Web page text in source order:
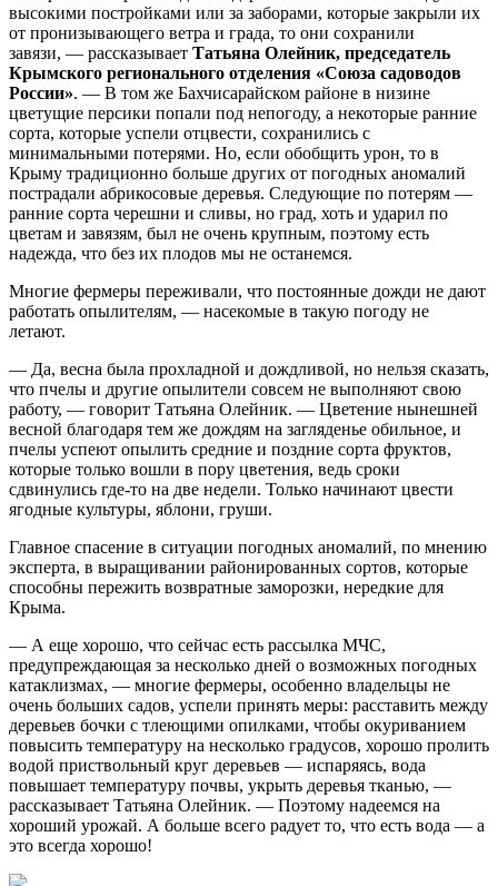
высокими постройками или за заборами, которые закрыли их
от пронизывающего ветра и града, то они сохранили
завязи, — рассказывает Татьяна Олейник, председатель
Крымского регионального отделения «Союза садоводов
России». — В том же Бахчисарайском районе в низине
цветущие персики попали под непогоду, а некоторые ранние
сорта, которые успели отцвести, сохранились с
минимальными потерями. Но, если обобщить урон, то в
Крыму традиционно больше других от погодных аномалий
пострадали абрикосовые деревья. Следующие по потерям —
ранние сорта черешни и сливы, но град, хоть и ударил по
цветам и завязям, был не очень крупным, поэтому есть
надежда, что без их плодов мы не останемся.
Многие фермеры переживали, что постоянные дожди не дают
работать опылителям, — насекомые в такую погоду не
летают.
— Да, весна была прохладной и дождливой, но нельзя сказать,
что пчелы и другие опылители совсем не выполняют свою
работу, — говорит Татьяна Олейник. — Цветение нынешней
весной благодаря тем же дождям на загляденье обильное, и
пчелы успеют опылить средние и поздние сорта фруктов,
которые только вошли в пору цветения, ведь сроки
сдвинулись где-то на две недели. Только начинают цвести
ягодные культуры, яблони, груши.
Главное спасение в ситуации погодных аномалий, по мнению
эксперта, в выращивании районированных сортов, которые
способны пережить возвратные заморозки, нередкие для
Крыма.
— А еще хорошо, что сейчас есть рассылка МЧС,
предупреждающая за несколько дней о возможных погодных
катаклизмах, — многие фермеры, особенно владельцы не
очень больших садов, успели принять меры: расставить между
деревьев бочки с тлеющими опилками, чтобы окуриванием
повысить температуру на несколько градусов, хорошо пролить
водой приствольный круг деревьев — испаряясь, вода
повышает температуру почвы, укрыть деревья тканью, —
рассказывает Татьяна Олейник. — Поэтому надеемся на
хороший урожай. А больше всего радует то, что есть вода — а
это всегда хорошо!